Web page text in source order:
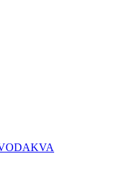
VODAKVA